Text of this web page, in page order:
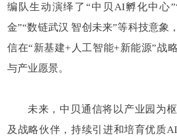
编队生动演绎了“中贝AI孵化中心
金”“数链武汉 智创未来”等科技意象
信在“新基建+人工智能+新能源”战
与产业愿景。
未来，中贝通信将以产业园为
及战略伙伴，持续引进和培育优质